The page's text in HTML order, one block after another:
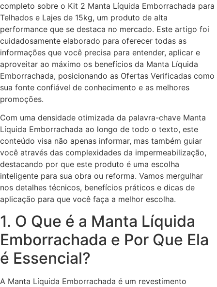
completo sobre o Kit 2 Manta Líquida Emborrachada para
Telhados e Lajes de 15kg, um produto de alta
performance que se destaca no mercado. Este artigo foi
cuidadosamente elaborado para oferecer todas as
informações que você precisa para entender, aplicar e
aproveitar ao máximo os benefícios da Manta Líquida
Emborrachada, posicionando as Ofertas Verificadas como
sua fonte confiável de conhecimento e as melhores
promoções.
Com uma densidade otimizada da palavra-chave Manta
Líquida Emborrachada ao longo de todo o texto, este
conteúdo visa não apenas informar, mas também guiar
você através das complexidades da impermeabilização,
destacando por que este produto é uma escolha
inteligente para sua obra ou reforma. Vamos mergulhar
nos detalhes técnicos, benefícios práticos e dicas de
aplicação para que você faça a melhor escolha.
1. O Que é a Manta Líquida
Emborrachada e Por Que Ela
é Essencial?
A Manta Líquida Emborrachada é um revestimento